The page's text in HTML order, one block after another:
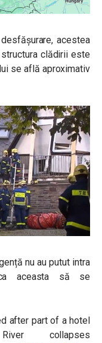
acestea
clădirii este
se află aproximativ
nu au putut intra
aceasta să se
after part of a hotel
collapses